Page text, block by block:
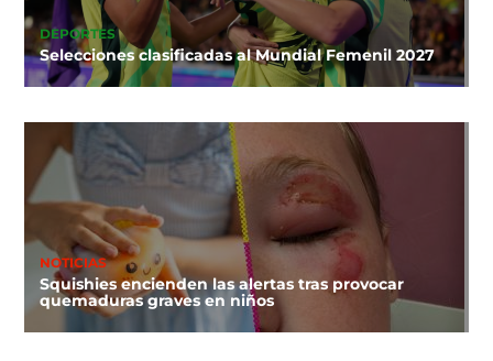
DEPORTES
Selecciones clasificadas al Mundial Femenil 2027
NOTICIAS
Squishies encienden las alertas tras provocar
quemaduras graves en niños